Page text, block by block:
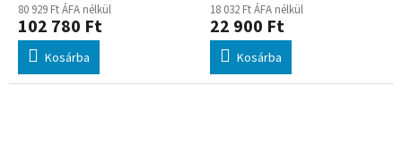
80 929 Ft ÁFA nélkül
102 780 Ft
Kosárba
18 032 Ft ÁFA nélkül
22 900 Ft
Kosárba